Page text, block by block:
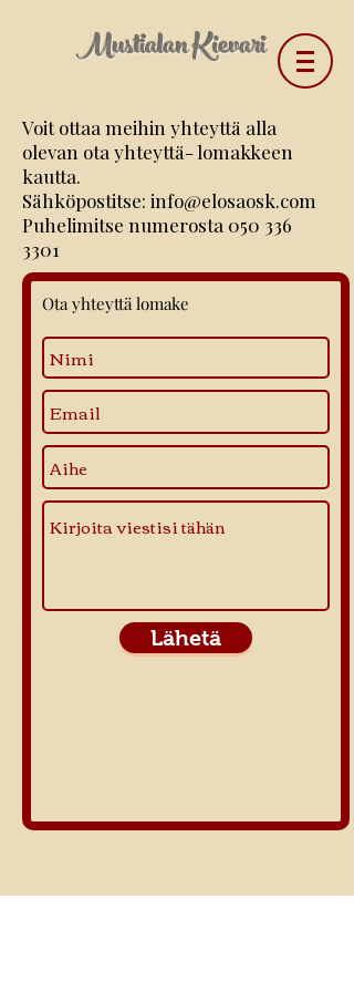
Mustialan Kievari
Voit ottaa meihin yhteyttä alla
olevan ota yhteyttä- lomakkeen
kautta.
Sähköpostitse: info@elosaosk.com
Puhelimitse numerosta 050 336
3301
Ota yhteyttä lomake
Lähetä